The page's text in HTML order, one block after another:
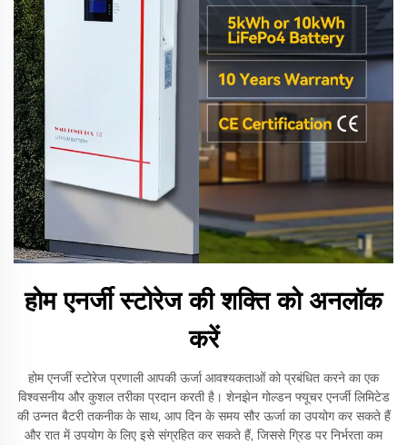
होम एनर्जी स्टोरेज की शक्ति को अनलॉक
करें
होम एनर्जी स्टोरेज प्रणाली आपकी ऊर्जा आवश्यकताओं को प्रबंधित करने का एक
विश्वसनीय और कुशल तरीका प्रदान करती है। शेनझेन गोल्डन फ्यूचर एनर्जी लिमिटेड
की उन्नत बैटरी तकनीक के साथ, आप दिन के समय सौर ऊर्जा का उपयोग कर सकते हैं
और रात में उपयोग के लिए इसे संग्रहित कर सकते हैं, जिससे ग्रिड पर निर्भरता कम